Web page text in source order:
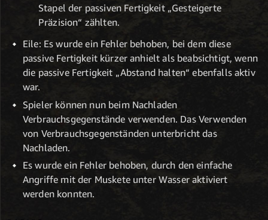
Stapel der passiven Fertigkeit „Gesteigerte
Präzision“ zählten.
Eile: Es wurde ein Fehler behoben, bei dem diese
passive Fertigkeit kürzer anhielt als beabsichtigt, wenn
die passive Fertigkeit „Abstand halten“ ebenfalls aktiv
war.
Spieler können nun beim Nachladen
Verbrauchsgegenstände verwenden. Das Verwenden
von Verbrauchsgegenständen unterbricht das
Nachladen.
Es wurde ein Fehler behoben, durch den einfache
Angriffe mit der Muskete unter Wasser aktiviert
werden konnten.